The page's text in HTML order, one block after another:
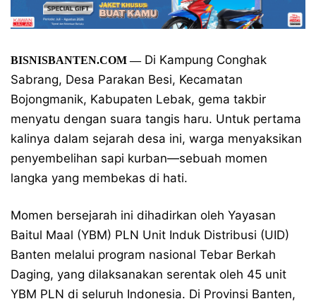
BISNISBANTEN.COM —Di Kampung Conghak
Sabrang, Desa Parakan Besi, Kecamatan
Bojongmanik, Kabupaten Lebak, gema takbir
menyatu dengan suara tangis haru. Untuk pertama
kalinya dalam sejarah desa ini, warga menyaksikan
penyembelihan sapi kurban—sebuah momen
langka yang membekas di hati.
Momen bersejarah ini dihadirkan oleh Yayasan
Baitul Maal (YBM) PLN Unit Induk Distribusi (UID)
Banten melalui program nasional Tebar Berkah
Daging, yang dilaksanakan serentak oleh 45 unit
YBM PLN di seluruh Indonesia. Di Provinsi Banten,